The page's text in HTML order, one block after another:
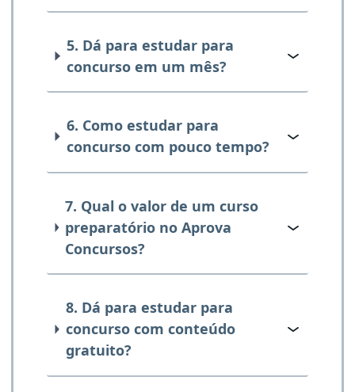
5. Dá para estudar para
concurso em um mês?
6. Como estudar para
concurso com pouco tempo?
7. Qual o valor de um curso
preparatório no Aprova
Concursos?
8. Dá para estudar para
concurso com conteúdo
gratuito?